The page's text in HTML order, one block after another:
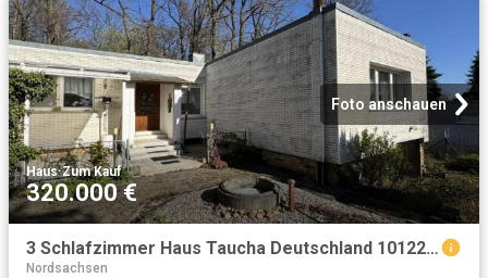
Foto anschauen
Haus·Zum Kauf
320.000 €
3 Schlafzimmer Haus Taucha Deutschland 101225508
Nordsachsen